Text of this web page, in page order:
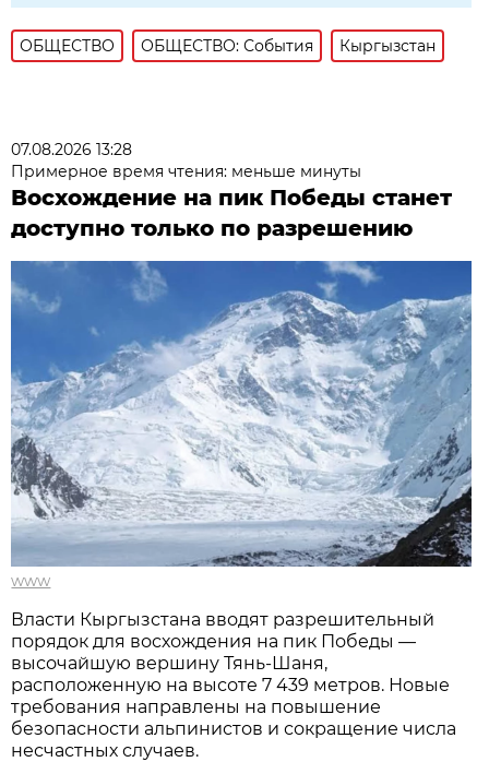
ОБЩЕСТВО ОБЩЕСТВО: События Кыргызстан
07.08.2026 13:28
Примерное время чтения: меньше минуты
Восхождение на пик Победы станет
доступно только по разрешению
www
Власти Кыргызстана вводят разрешительный
порядок для восхождения на пик Победы —
высочайшую вершину Тянь-Шаня,
расположенную на высоте 7 439 метров. Новые
требования направлены на повышение
безопасности альпинистов и сокращение числа
несчастных случаев.